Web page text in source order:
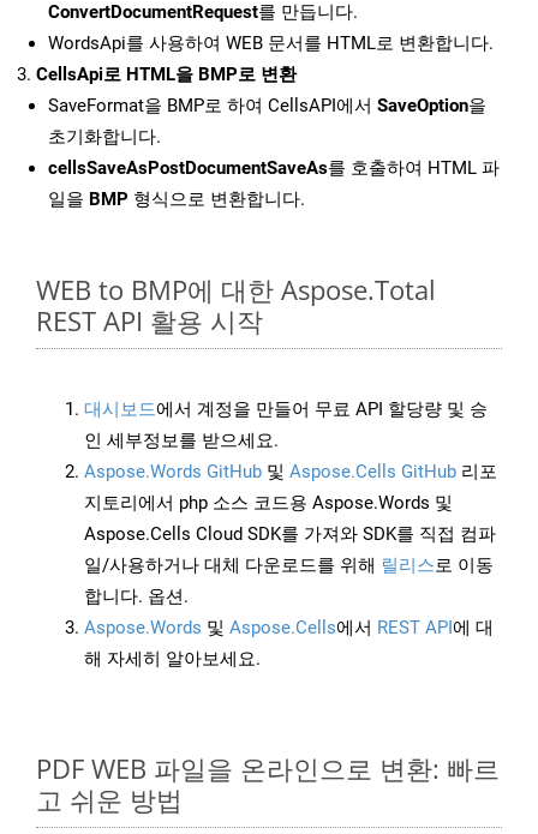
ConvertDocumentRequest를 만듭니다.
WordsApi를 사용하여 WEB 문서를 HTML로 변환합니다.
CellsApi로 HTML을 BMP로 변환
SaveFormat을 BMP로 하여 CellsAPI에서 SaveOption을
초기화합니다.
cellsSaveAsPostDocumentSaveAs를 호출하여 HTML 파
일을 BMP 형식으로 변환합니다.
WEB to BMP에 대한 Aspose.Total
REST API 활용 시작
대시보드에서 계정을 만들어 무료 API 할당량 및 승
인 세부정보를 받으세요.
Aspose.Words GitHub 및 Aspose.Cells GitHub 리포
지토리에서 php 소스 코드용 Aspose.Words 및
Aspose.Cells Cloud SDK를 가져와 SDK를 직접 컴파
일/사용하거나 대체 다운로드를 위해 릴리스로 이동
합니다. 옵션.
Aspose.Words 및 Aspose.Cells에서 REST API에 대
해 자세히 알아보세요.
PDF WEB 파일을 온라인으로 변환: 빠르
고 쉬운 방법